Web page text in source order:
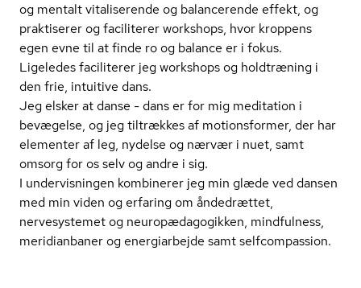
og mentalt vitaliserende og balancerende effekt, og
praktiserer og faciliterer workshops, hvor kroppens
egen evne til at finde ro og balance er i fokus.
Ligeledes faciliterer jeg workshops og holdtræning i
den frie, intuitive dans.
Jeg elsker at danse - dans er for mig meditation i
bevægelse, og jeg tiltrækkes af motionsformer, der har
elementer af leg, nydelse og nærvær i nuet, samt
omsorg for os selv og andre i sig.
I undervisningen kombinerer jeg min glæde ved dansen
med min viden og erfaring om åndedrættet,
nervesystemet og neu­ro­pæ­da­go­gik­ken, mindfulness,
meridianbaner og energiarbejde samt selfcompassion.